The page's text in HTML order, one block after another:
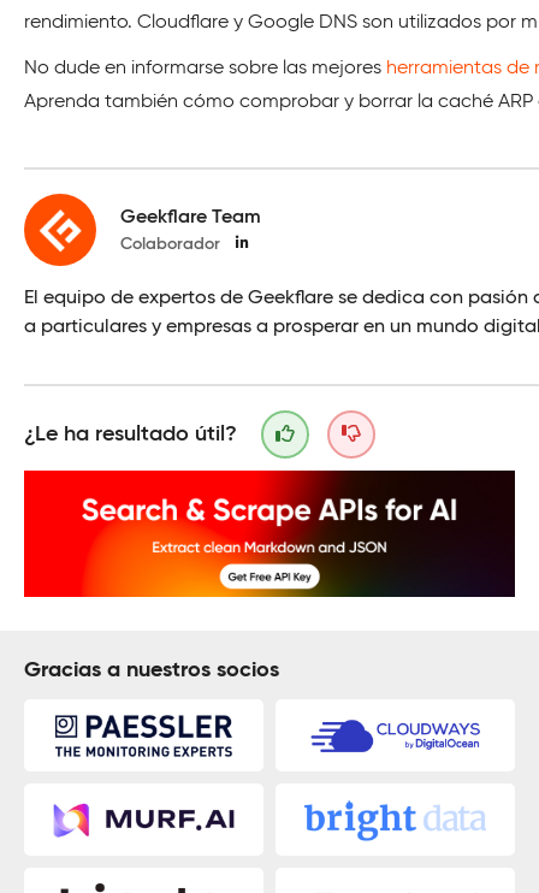
rendimiento. Cloudflare y Google DNS son utilizados por
No dude en informarse sobre las mejores herramientas de
Aprenda también cómo comprobar y borrar la caché
Geekflare Team
Colaborador
El equipo de expertos de Geekflare se dedica con
a particulares y empresas a prosperar en un mundo
¿Le ha resultado útil?
Gracias a nuestros socios